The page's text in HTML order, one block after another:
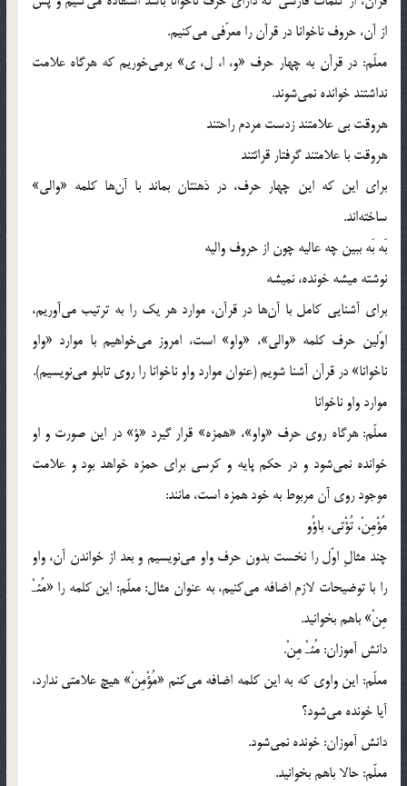
از آن، حروف ناخوانا در قرآن را معرّفي مي‌كنيم.
معلّم: در قرآن به چهار حرف «و، ا، ل، ي» برمي‌خوريم كه هرگاه علامت
نداشتند خوانده نمي‌شوند.
هروقت بي علامتند زدست مردم راحتند
هروقت با علامتند گرفتار قرائتند
براي اين كه اين چهار حرف، در ذهنتان بماند با آن‌ها كلمه «والي»
ساخته‌اند.
بَه بَه ببين چه عاليه چون از حروف واليه
نوشته ميشه خونده، نميشه
براي آشنايي كامل با آن‌ها در قرآن، موارد هر يك را به ترتيب مي‌آوريم،
اوّلين حرف كلمه «والي»، «واو» است، امروز مي‌خواهيم با موارد «واو
ناخوانا» در قرآن آشنا شويم (عنوان موارد واو ناخوانا را روي تابلو مي‌نويسيم).
موارد واو ناخوانا
معلّم: هرگاه روي حرف «واو»، «همزه» قرار گيرد «ؤ» در اين صورت و او
خوانده نمي‌شود و در حكم پايه و كرسي براي حمزه خواهد بود و علامت
موجود روي آن مربوط به خود همزه است، مانند:
مُؤْمِنْ، تُؤْتي، باؤُو
چند مثالِ اوّل را نخست بدون حرف واو مي‌نويسيم و بعد از خواندن آن، واو
را با توضيحات لازم اضافه مي‌كنيم، به عنوان مثال: معلّم: اين كلمه را «مُئـْ
مِنْ» باهم بخوانيد.
دانش آموزان: مُئـْ مِنْ.
معلّم: اين واوي كه به اين كلمه اضافه مي‌كنم «مُؤْمِنْ» هيچ علامتي ندارد،
آيا خونده مي‌شود؟
دانش آموزان: خونده نمي‌شود.
معلّم: حالا باهم بخوانيد.